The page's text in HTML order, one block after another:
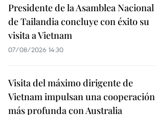
Presidente de la Asamblea Nacional
de Tailandia concluye con éxito su
visita a Vietnam
07/08/2026 14:30
Visita del máximo dirigente de
Vietnam impulsan una cooperación
más profunda con Australia